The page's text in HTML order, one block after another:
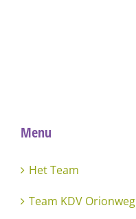
Menu
Het Team
Team KDV Orionweg